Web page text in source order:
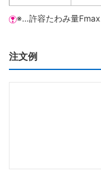
※…許容たわみ量
注文例